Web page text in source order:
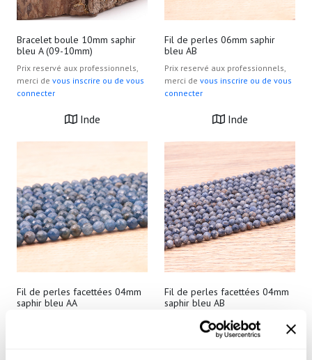
Bracelet boule 10mm saphir
bleu A (09-10mm)
Prix reservé aux professionnels,
merci de vous inscrire ou de vous
connecter
Inde
Fil de perles 06mm saphir
bleu AB
Prix reservé aux professionnels,
merci de vous inscrire ou de vous
connecter
Inde
Fil de perles facettées 04mm
saphir bleu AA
Fil de perles facettées 04mm
saphir bleu AB
Prix reservé aux professionnels,
vous inscrire ou de vous